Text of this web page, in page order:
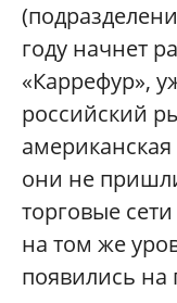
году начнет
«Каррефур»,
российский
они не
торговые
на том же
появились на